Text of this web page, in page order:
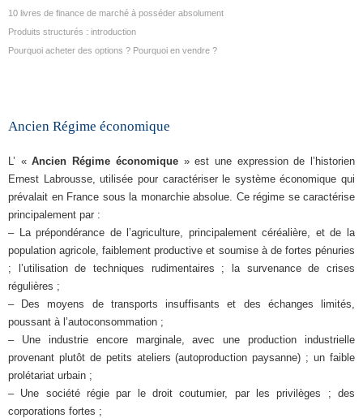
10 livres de finance de marché à posséder absolument
Produits structurés : introduction
Pourquoi acheter des options ? Pourquoi en vendre ?
Ancien Régime économique
L’ «Ancien Régime économique» est une expression de l’historien
Ernest Labrousse, utilisée pour caractériser le système économique qui
prévalait en France sous la monarchie absolue. Ce régime se caractérise
principalement par :
– La prépondérance de l’agriculture, principalement céréalière, et de la
population agricole, faiblement productive et soumise à de fortes pénuries
; l’utilisation de techniques rudimentaires ; la survenance de crises
régulières ;
– Des moyens de transports insuffisants et des échanges limités,
poussant à l’autoconsommation ;
– Une industrie encore marginale, avec une production industrielle
provenant plutôt de petits ateliers (autoproduction paysanne) ; un faible
prolétariat urbain ;
– Une société régie par le droit coutumier, par les privilèges ; des
corporations fortes ;